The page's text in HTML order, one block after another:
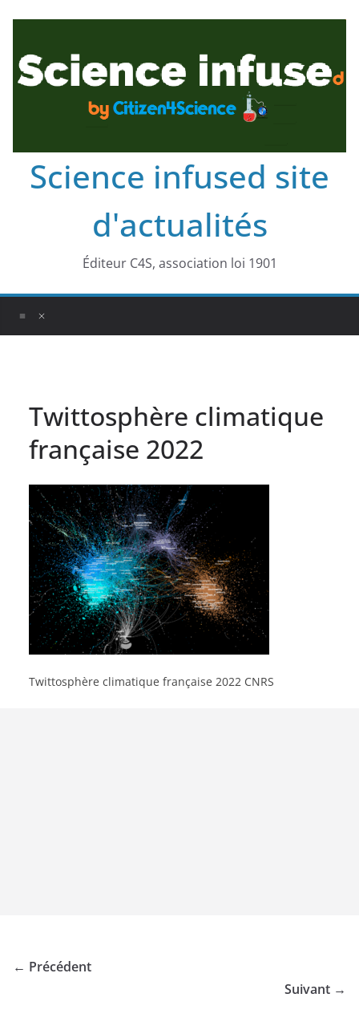
Science infused site
d'actualités
Éditeur C4S, association loi 1901
Twittosphère climatique
française 2022
Twittosphère climatique française 2022 CNRS
← Précédent
Suivant →